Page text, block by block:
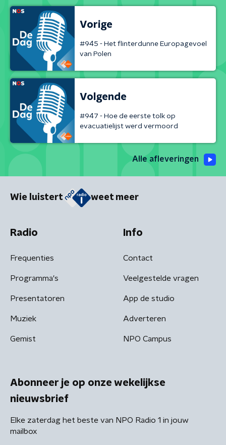
Vorige
#945 - Het flinterdunne Europagevoel
van Polen
Volgende
#947 - Hoe de eerste tolk op
evacuatielijst werd vermoord
Alle afleveringen
Wie luistert weet meer
Radio
Frequenties
Programma's
Presentatoren
Muziek
Gemist
Info
Contact
Veelgestelde vragen
App de studio
Adverteren
NPO Campus
Abonneer je op onze wekelijkse
nieuwsbrief
Elke zaterdag het beste van NPO Radio 1 in jouw
mailbox